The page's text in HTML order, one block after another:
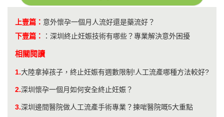
上壹篇： 意外懷孕一個月人流好還是藥流好？
下壹篇：
： 深圳終止妊娠技術有哪些？專業解決意外困擾
相關閱讀
1.大陸拿掉孩子，終止妊娠有週數限制!人工流產哪種方法較好?
2.深圳懷孕一個月如何安全終止妊娠？
3.深圳邊間醫院做人工流產手術專業？揀啱醫院嘅5大重點